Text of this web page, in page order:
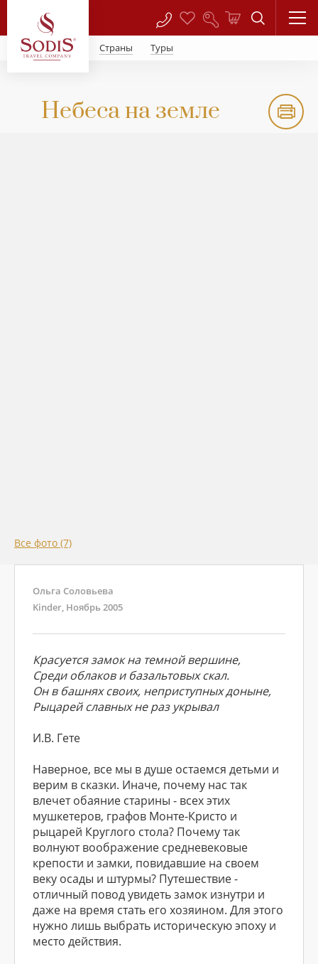
Страны Туры
Небеса на земле
Все фото (7)
Ольга Соловьева
Kinder, Ноябрь 2005
Красуется замок на темной вершине,
Среди облаков и базальтовых скал.
Он в башнях своих, неприступных доныне,
Рыцарей славных не раз укрывал
И.В. Гете
Наверное, все мы в душе остаемся детьми и
верим в сказки. Иначе, почему нас так
влечет обаяние старины - всех этих
мушкетеров, графов Монте-Кристо и
рыцарей Круглого стола? Почему так
волнуют воображение средневековые
крепости и замки, повидавшие на своем
веку осады и штурмы? Путешествие -
отличный повод увидеть замок изнутри и
даже на время стать его хозяином. Для этого
нужно лишь выбрать историческую эпоху и
место действия.